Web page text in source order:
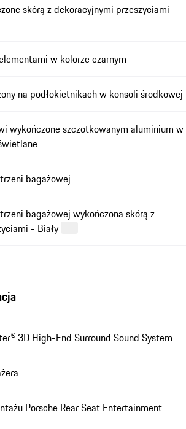
skórą z dekoracyjnymi przeszyciami -
w kolorze czarnym
na podłokietnikach w konsoli środkowej
wykończone szczotkowanym aluminium w
bagażowej
bagażowej wykończona skórą z
- Biały
3D High-End Surround Sound System
Porsche Rear Seat Entertainment